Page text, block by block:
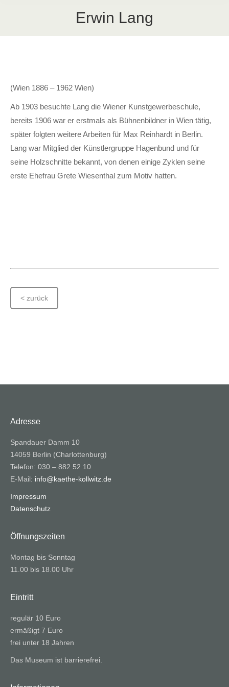
Erwin Lang
(Wien 1886 – 1962 Wien)
Ab 1903 besuchte Lang die Wiener Kunstgewerbeschule,
bereits 1906 war er erstmals als Bühnenbildner in Wien tätig,
später folgten weitere Arbeiten für Max Reinhardt in Berlin.
Lang war Mitglied der Künstlergruppe Hagenbund und für
seine Holzschnitte bekannt, von denen einige Zyklen seine
erste Ehefrau Grete Wiesenthal zum Motiv hatten.
< zurück
Adresse
Spandauer Damm 10
14059 Berlin (Charlottenburg)
Telefon: 030 – 882 52 10
E-Mail: info@kaethe-kollwitz.de
Impressum
Datenschutz
Öffnungszeiten
Montag bis Sonntag
11.00 bis 18.00 Uhr
Eintritt
regulär 10 Euro
ermäßigt 7 Euro
frei unter 18 Jahren
Das Museum ist barrierefrei.